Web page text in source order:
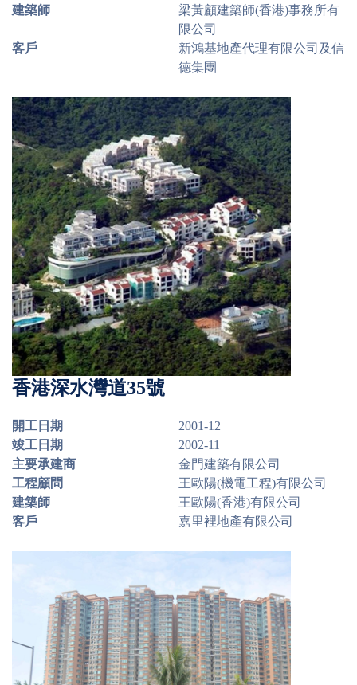
建築師
梁黃顧建築師(香港)事務所有
限公司
客戶
新鴻基地產代理有限公司及信
德集團
香港深水灣道35號
開工日期
2001-12
竣工日期
2002-11
主要承建商
金門建築有限公司
工程顧問
王歐陽(機電工程)有限公司
建築師
王歐陽(香港)有限公司
客戶
嘉里裡地產有限公司